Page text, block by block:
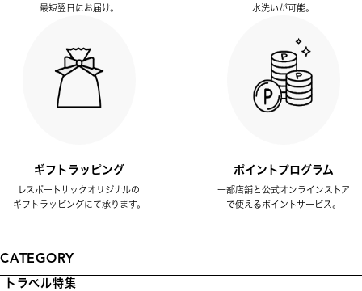
最短翌日にお届け。
水洗いが可能。
ギフトラッピング
レスポートサックオリジナルの
ギフトラッピングにて承ります。
ポイントプログラム
一部店舗と公式オンラインストア
で使えるポイントサービス。
CATEGORY
トラベル特集